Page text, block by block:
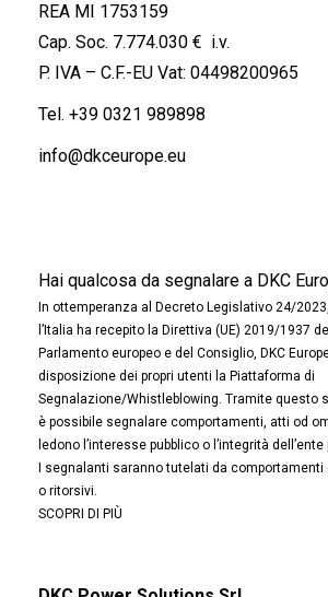
REA MI 1753159
Cap. Soc. 7.774.030 € i.v.
P. IVA – C.F.-EU Vat: 04498200965
Tel. +39 0321 989898
info@dkceurope.eu
Hai qualcosa da segnalare a DKC
In ottemperanza al Decreto Legislativo 24/
l’Italia ha recepito la Direttiva (UE) 2019/1937 del
Parlamento europeo e del Consiglio, DKC
disposizione dei propri utenti la Piattaforma di
Segnalazione/Whistleblowing. Tramite questo
è possibile segnalare comportamenti, atti od
ledono l’interesse pubblico o l’integrità dell’ente
I segnalanti saranno tutelati da
o ritorsivi.
SCOPRI DI PIÙ